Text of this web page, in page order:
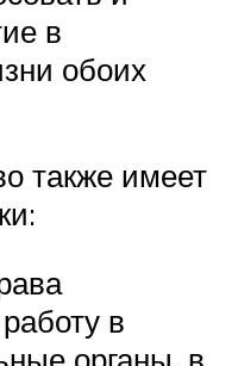
в
обоих
также имеет
в